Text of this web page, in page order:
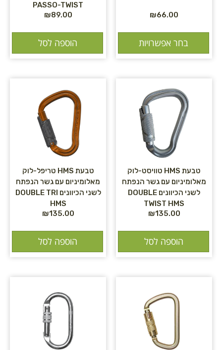
₪66.00
בחר אפשרויות
PASSO-TWIST
₪89.00
הוספה לסל
טבעת HMS טוויסט-לוק
מאלומיניום עם גשר הנפתח
לשני הכיוונים DOUBLE
TWIST HMS
₪135.00
הוספה לסל
טבעת HMS טריפל-לוק
מאלומיניום עם גשר הנפתח
לשני הכיוונים DOUBLE TRI
HMS
₪135.00
הוספה לסל